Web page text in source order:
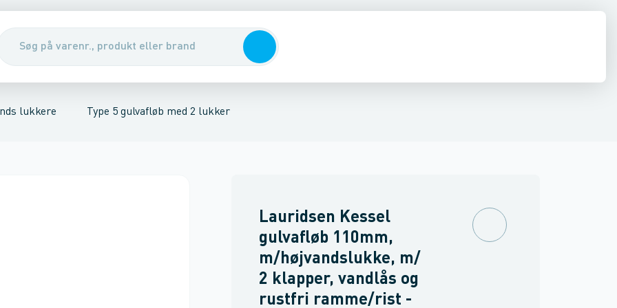
& udskillerePumper, pumpebrønde & ventiler
lukkere Type 5 gulvafløb med 2 lukker
for sort spildevandType 5 gulvafløb med 2 lukker
Lauridsen Kessel
gulvafløb 110mm,
m/højvandslukke, m/
2 klapper, vandlås og
rustfri ramme/rist -